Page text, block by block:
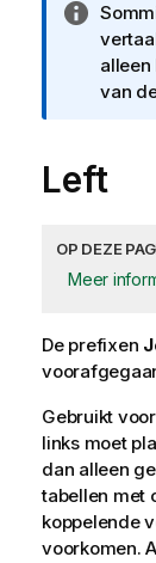
alleen
van
Left
OP DEZE
Meer
De prefixen
Gebruikt voor
links moet
dan alleen
tabellen met
koppelende
voorkomen.